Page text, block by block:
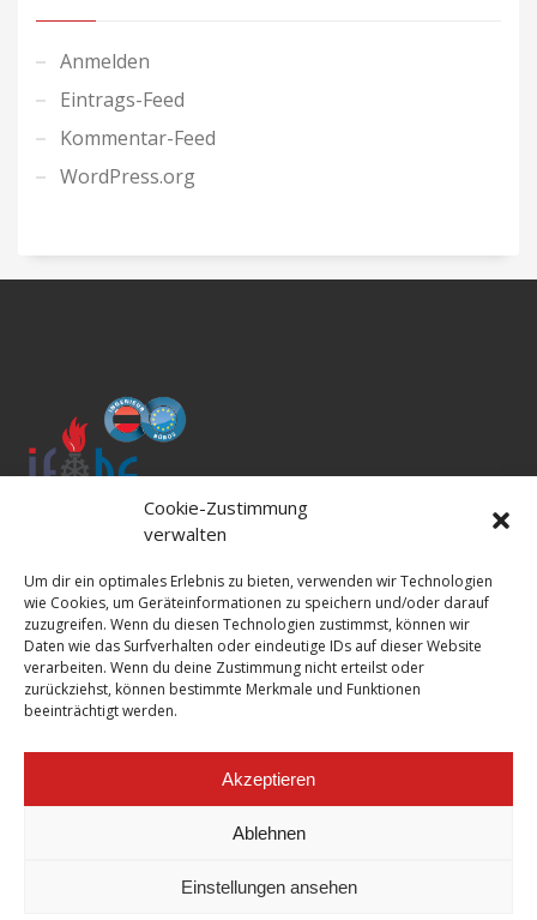
Cookie-Zustimmung
verwalten
Um dir ein optimales Erlebnis zu bieten, verwenden wir Technologien
wie Cookies, um Geräteinformationen zu speichern und/oder darauf
zuzugreifen. Wenn du diesen Technologien zustimmst, können wir
Daten wie das Surfverhalten oder eindeutige IDs auf dieser Website
verarbeiten. Wenn du deine Zustimmung nicht erteilst oder
zurückziehst, können bestimmte Merkmale und Funktionen
beeinträchtigt werden.
Akzeptieren
Ablehnen
Einstellungen ansehen
Anmelden
Eintrags-Feed
Kommentar-Feed
WordPress.org
NAVIGATION
Kontakt
Impressum
Datenschutzerklärung
Kurstermine 2026 [PDF]